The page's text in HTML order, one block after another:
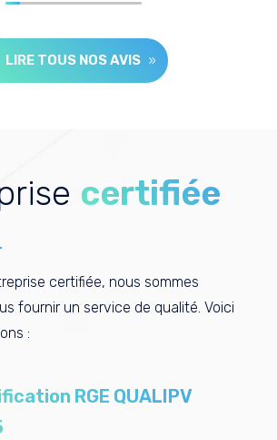
fermés.
question et
LIRE TOUS NOS AVIS
certifiée
certifiée, nous sommes
fournir un service de qualité. Voici
:
RGE QUALIPV